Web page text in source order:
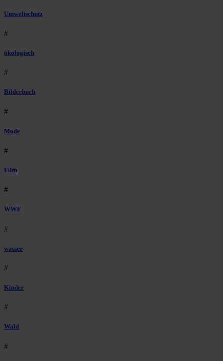
Umweltschutz
#
ökologisch
#
Bilderbuch
#
Mode
#
Film
#
WWF
#
wasser
#
Kinder
#
Wald
#